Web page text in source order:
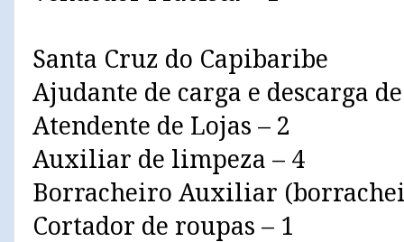
Santa Cruz do Capibaribe
Ajudante de carga e descarga
Atendente de Lojas – 2
Auxiliar de limpeza – 4
Borracheiro Auxiliar
Cortador de roupas – 1